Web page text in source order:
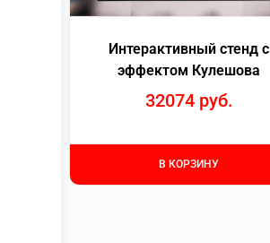
Интерактивный стенд с
эффектом Кулешова
32074 руб.
В КОРЗИНУ